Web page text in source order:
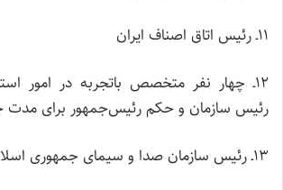
۱۱ـ رئیس اتاق اصناف ایران
۱۲ـ چهار نفر متخصص باتجربه در امور
رئیس سازمان و حکم رئیس‌جمهور برای مدت
۱۳ـ رئیس سازمان صدا و سیمای جمهوری اسلامی ایران